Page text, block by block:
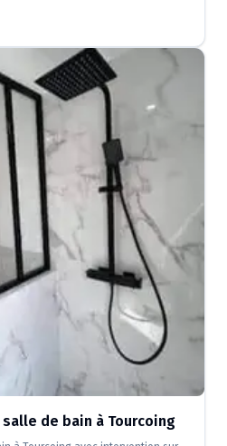
de bain à Tourcoing